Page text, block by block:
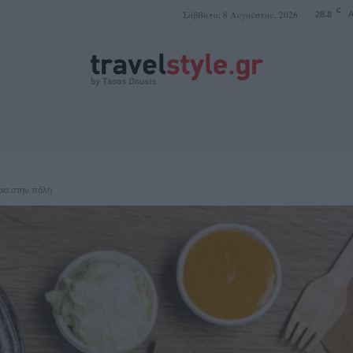
Σάββατο, 8 Αυγούστου, 2026 28.8 C
στην πόλη